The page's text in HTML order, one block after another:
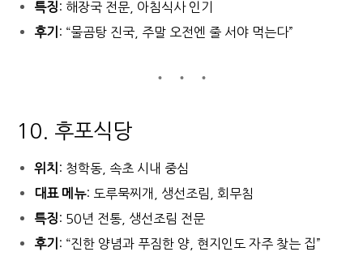
특징: 해장국 전문, 아침식사 인기
후기 : “물곰탕 진국, 주말 오전엔 줄 서야 먹는다”
10. 후포식당
위치 : 청학동, 속초 시내 중심
대표 메뉴: 도루묵찌개, 생선조림, 회무침
특징: 50년 전통, 생선조림 전문
후기 : “진한 양념과 푸짐한 양, 현지인도 자주 찾는 집”